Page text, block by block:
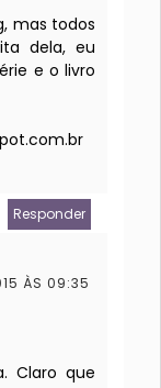
mas todos
dela, eu
e o livro
Responder
ÀS 09:35
Claro que